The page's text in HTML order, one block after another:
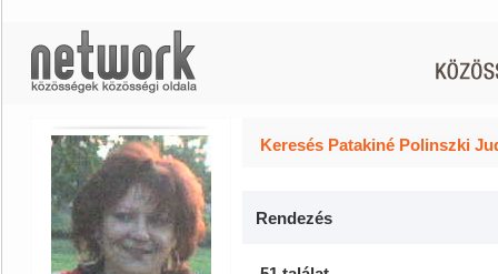
Keresés Patakiné Polinszki
Rendezés